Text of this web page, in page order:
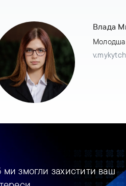
Влада
Молодша
ми змогли захистити ваш